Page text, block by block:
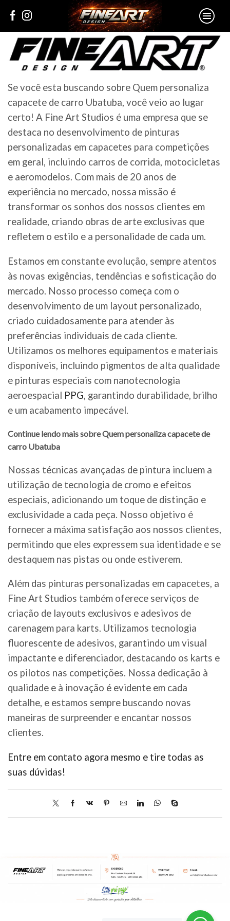
Se você esta buscando sobre Quem personaliza
capacete de carro Ubatuba, você veio ao lugar
certo! A Fine Art Studios é uma empresa que se
destaca no desenvolvimento de pinturas
personalizadas em capacetes para competições
em geral, incluindo carros de corrida, motocicletas
e aeromodelos. Com mais de 20 anos de
experiência no mercado, nossa missão é
transformar os sonhos dos nossos clientes em
realidade, criando obras de arte exclusivas que
refletem o estilo e a personalidade de cada um.
Estamos em constante evolução, sempre atentos
às novas exigências, tendências e sofisticação do
mercado. Nosso processo começa com o
desenvolvimento de um layout personalizado,
criado cuidadosamente para atender às
preferências individuais de cada cliente.
Utilizamos os melhores equipamentos e materiais
disponíveis, incluindo pigmentos de alta qualidade
e pinturas especiais com nanotecnologia
aeroespacial PPG, garantindo durabilidade, brilho
e um acabamento impecável.
Continue lendo mais sobre Quem personaliza capacete de
carro Ubatuba
Nossas técnicas avançadas de pintura incluem a
utilização de tecnologia de cromo e efeitos
especiais, adicionando um toque de distinção e
exclusividade a cada peça. Nosso objetivo é
fornecer a máxima satisfação aos nossos clientes,
permitindo que eles expressem sua identidade e se
destaquem nas pistas ou onde estiverem.
Além das pinturas personalizadas em capacetes, a
Fine Art Studios também oferece serviços de
criação de layouts exclusivos e adesivos de
carenagem para karts. Utilizamos tecnologia
fluorescente de adesivos, garantindo um visual
impactante e diferenciador, destacando os karts e
os pilotos nas competições. Nossa dedicação à
qualidade e à inovação é evidente em cada
detalhe, e estamos sempre buscando novas
maneiras de surpreender e encantar nossos
clientes.
Entre em contato agora mesmo e tire todas as
suas dúvidas!